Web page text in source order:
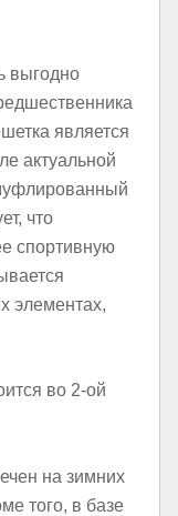
выгодно
является
актуальной
что
спортивную
элементах,
во 2-ой
на зимних
того, в базе